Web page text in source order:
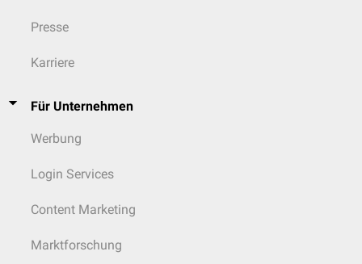
Presse
Karriere
Für Unternehmen
Werbung
Login Services
Content Marketing
Marktforschung